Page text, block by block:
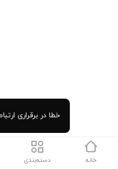
خانه دسته‌بندی
خطا در برقراری